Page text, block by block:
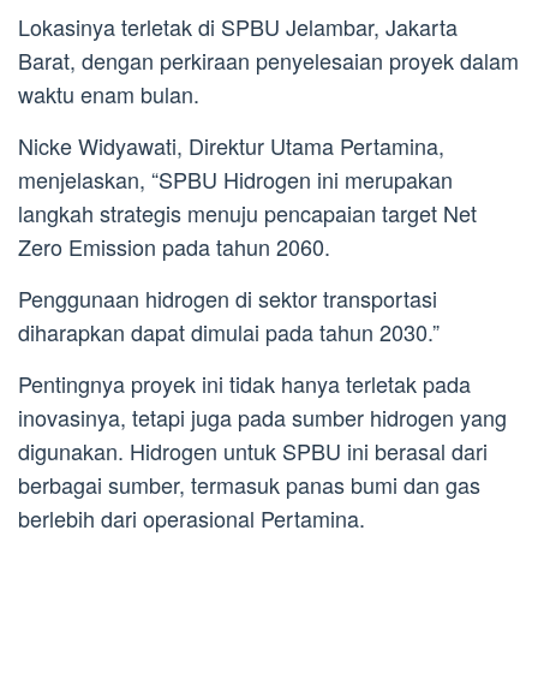
Lokasinya terletak di SPBU Jelambar, Jakarta
Barat, dengan perkiraan penyelesaian proyek dalam
waktu enam bulan.
Nicke Widyawati, Direktur Utama Pertamina,
menjelaskan, “SPBU Hidrogen ini merupakan
langkah strategis menuju pencapaian target Net
Zero Emission pada tahun 2060.
Penggunaan hidrogen di sektor transportasi
diharapkan dapat dimulai pada tahun 2030.”
Pentingnya proyek ini tidak hanya terletak pada
inovasinya, tetapi juga pada sumber hidrogen yang
digunakan. Hidrogen untuk SPBU ini berasal dari
berbagai sumber, termasuk panas bumi dan gas
berlebih dari operasional Pertamina.